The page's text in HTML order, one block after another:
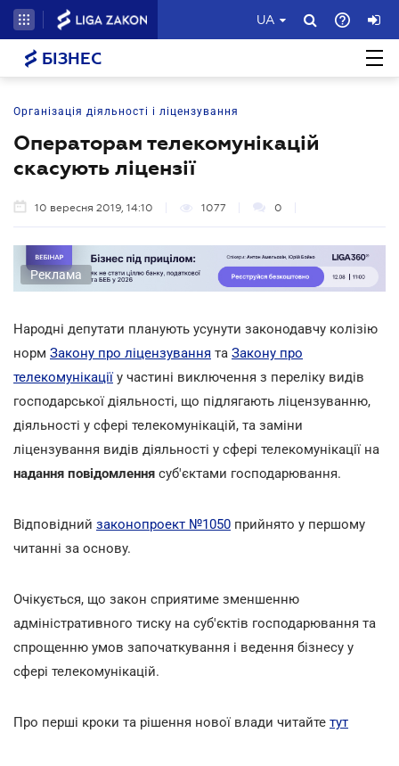
UA
БІЗНЕС
Організація діяльності і ліцензування
Операторам телекомунікацій
скасують ліцензії
10 вересня 2019, 14:10 1077 0
Реклама
Народні депутати планують усунути законодавчу колізію
норм Закону про ліцензування та Закону про
телекомунікації у частині виключення з переліку видів
господарської діяльності, що підлягають ліцензуванню,
діяльності у сфері телекомунікацій, та заміни
ліцензування видів діяльності у сфері телекомунікації на
надання повідомлення суб'єктами господарювання.
Відповідний законопроект №1050 прийнято у першому
читанні за основу.
Очікується, що закон сприятиме зменшенню
адміністративного тиску на суб'єктів господарювання та
спрощенню умов започаткування і ведення бізнесу у
сфері телекомунікацій.
Про перші кроки та рішення нової влади читайте тут